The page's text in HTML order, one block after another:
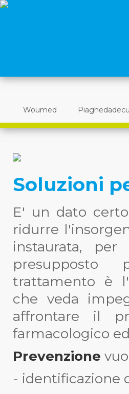
Woumed
Soluzioni
E' un dato
ridurre
instaurata,
presupposto
trattamento è
che veda
affrontare il
farmacologico
Prevenzione
- identificazione